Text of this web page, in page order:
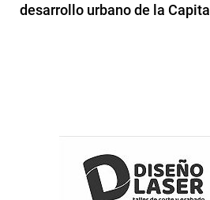
desarrollo urbano de la Capital